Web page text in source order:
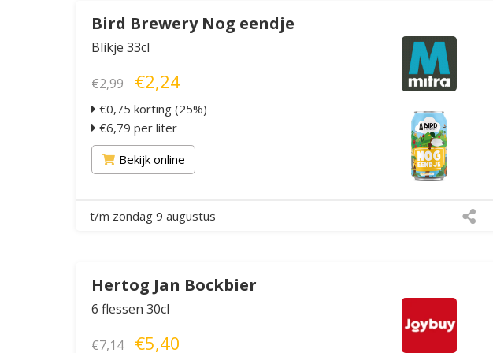
Bird Brewery Nog eendje
Blikje 33cl
€2,99 €2,24
€0,75 korting (25%)
€6,79 per liter
Bekijk online
t/m zondag 9 augustus
Hertog Jan Bockbier
6 flessen 30cl
€7,14 €5,40